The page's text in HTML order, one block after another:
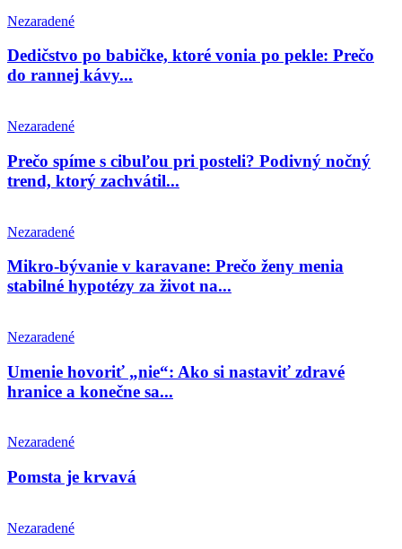
Nezaradené
Dedičstvo po babičke, ktoré vonia po pekle: Prečo
do rannej kávy...
Nezaradené
Prečo spíme s cibuľou pri posteli? Podivný nočný
trend, ktorý zachvátil...
Nezaradené
Mikro-bývanie v karavane: Prečo ženy menia
stabilné hypotézy za život na...
Nezaradené
Umenie hovoriť „nie“: Ako si nastaviť zdravé
hranice a konečne sa...
Nezaradené
Pomsta je krvavá
Nezaradené